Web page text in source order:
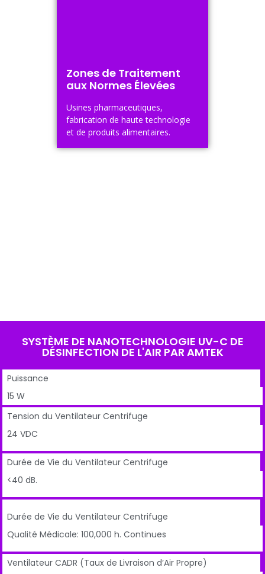
Zones de Traitement
aux Normes Élevées
Usines pharmaceutiques,
fabrication de haute technologie
et de produits alimentaires.
SYSTÈME DE NANOTECHNOLOGIE UV-C DE
DÉSINFECTION DE L'AIR PAR AMTEK
Puissance
15 W
Tension du Ventilateur Centrifuge
24 VDC
Durée de Vie du Ventilateur Centrifuge
<40 dB.
Durée de Vie du Ventilateur Centrifuge
Qualité Médicale: 100,000 h. Continues
Ventilateur CADR (Taux de Livraison d’Air Propre)